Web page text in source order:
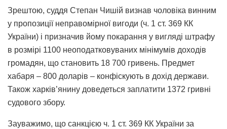
Зрештою, суддя Степан Чишій визнав чоловіка винним
у пропозиції неправомірної вигоди (ч. 1 ст. 369 КК
України) і призначив йому покарання у вигляді штрафу
в розмірі 1100 неоподатковуваних мінімумів доходів
громадян, що становить 18 700 гривень. Предмет
хабаря – 800 доларів – конфіскують в дохід держави.
Також харків’янину доведеться заплатити 1372 гривні
судового збору.
Зауважимо, що санкцією ч. 1 ст. 369 КК України за